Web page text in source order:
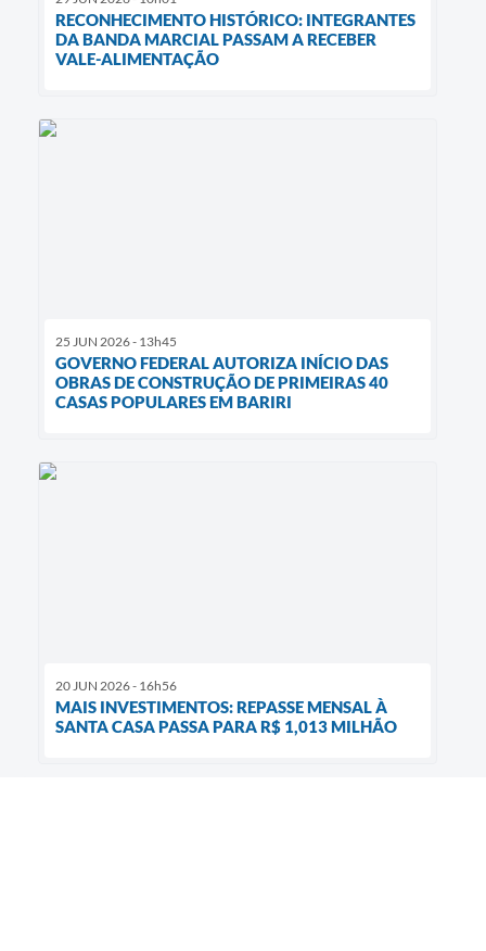
RECONHECIMENTO HISTÓRICO: INTEGRANTES
DA BANDA MARCIAL PASSAM A RECEBER
VALE-ALIMENTAÇÃO
25 JUN 2026 - 13h45
GOVERNO FEDERAL AUTORIZA INÍCIO DAS
OBRAS DE CONSTRUÇÃO DE PRIMEIRAS 40
CASAS POPULARES EM BARIRI
20 JUN 2026 - 16h56
MAIS INVESTIMENTOS: REPASSE MENSAL À
SANTA CASA PASSA PARA R$ 1,013 MILHÃO